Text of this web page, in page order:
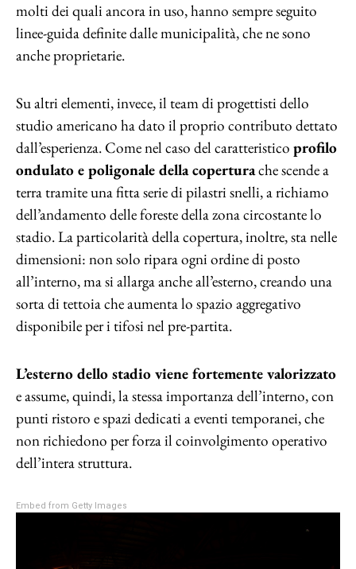
molti dei quali ancora in uso, hanno sempre seguito
linee-guida definite dalle municipalità, che ne sono
anche proprietarie.
Su altri elementi, invece, il team di progettisti dello
studio americano ha dato il proprio contributo dettato
dall’esperienza. Come nel caso del caratteristico profilo
ondulato e poligonale della coperturache scende a
terra tramite una fitta serie di pilastri snelli, a richiamo
dell’andamento delle foreste della zona circostante lo
stadio. La particolarità della copertura, inoltre, sta nelle
dimensioni: non solo ripara ogni ordine di posto
all’interno, ma si allarga anche all’esterno, creando una
sorta di tettoia che aumenta lo spazio aggregativo
disponibile per i tifosi nel pre-partita.
L’esterno dello stadio viene fortemente valorizzato
e assume, quindi, la stessa importanza dell’interno, con
punti ristoro e spazi dedicati a eventi temporanei, che
non richiedono per forza il coinvolgimento operativo
dell’intera struttura.
Embed from Getty Images